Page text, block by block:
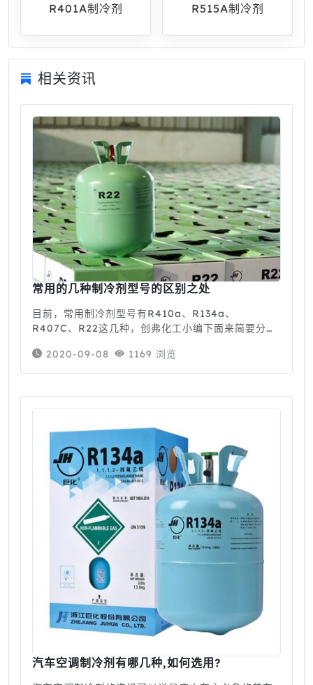
R401A制冷剂 R515A制冷剂
相关资讯
常用的几种制冷剂型号的区别之处
目前，常用制冷剂型号有R410a、R134a、
R407C、R22这几种，创弗化工小编下面来简要分析
而R407C和R410a是混合制冷剂。其中R410a是
R32和R125的混合物，R4
2020-09-08 1169 浏览
汽车空调制冷剂有哪几种,如何选用?